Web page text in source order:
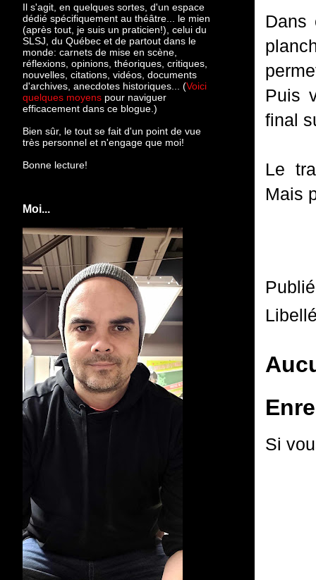
Dans
Puis
final
Le
Mais
Si
Il s'agit, en quelques sortes, d'un espace
dédié spécifiquement au théâtre... le mien
(après tout, je suis un praticien!), celui du
SLSJ, du Québec et de partout dans le
monde: carnets de mise en scène,
réflexions, opinions, théoriques, critiques,
nouvelles, citations, vidéos, documents
d'archives, anecdotes historiques... (Voici
quelques moyens pour naviguer
efficacement dans ce blogue.)
Bien sûr, le tout se fait d'un point de vue
très personnel et n'engage que moi!
Bonne lecture!
Moi...